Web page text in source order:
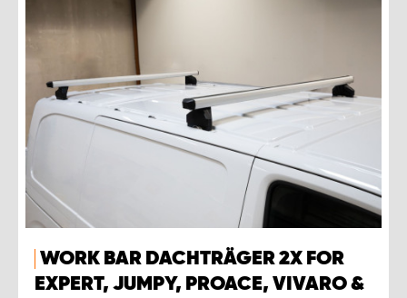
WORK BAR DACHTRÄGER 2X FOR
EXPERT, JUMPY, PROACE, VIVARO &